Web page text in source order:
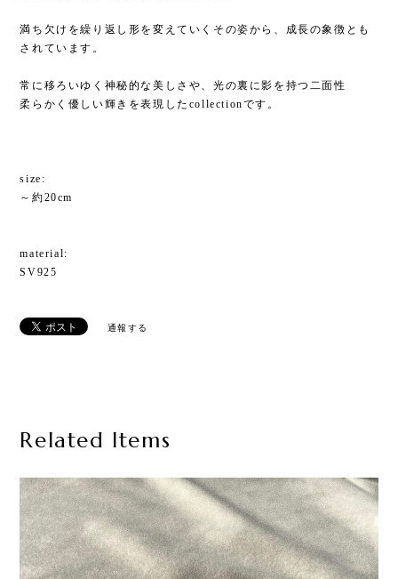
満ち欠けを繰り返し形を変えていくその姿から、成長の象徴とも
されています。
常に移ろいゆく神秘的な美しさや、光の裏に影を持つ二面性
柔らかく優しい輝きを表現したcollectionです。
size:
～約20cm
material:
SV925
通報する
Related Items